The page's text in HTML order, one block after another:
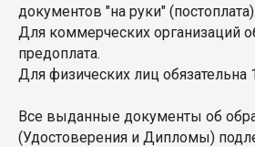
документов "на руки" (постоплата).
Для коммерческих организаций
предоплата.
Для физических лиц обязательна
Все выданные документы об
(Удостоверения и Дипломы)